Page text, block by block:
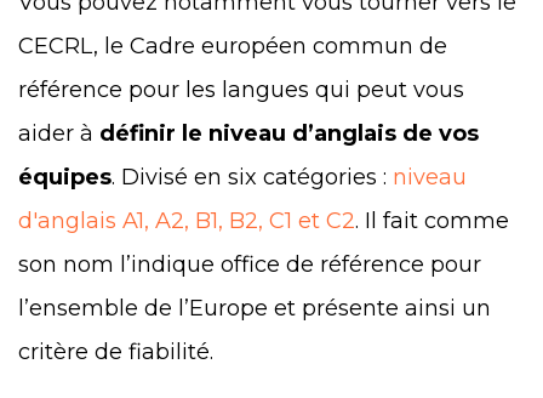
CECRL, le Cadre européen commun de
référence pour les langues qui peut vous
aider à définir le niveau d’anglais de vos
équipes. Divisé en six catégories : niveau
d'anglais A1, A2, B1, B2, C1 et C2. Il fait comme
son nom l’indique office de référence pour
l’ensemble de l’Europe et présente ainsi un
critère de fiabilité.